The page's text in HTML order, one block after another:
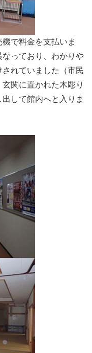
で料金を支払いま
っており、わかりや
れていました（市民
関に置かれた木彫り
して館内へと入りま